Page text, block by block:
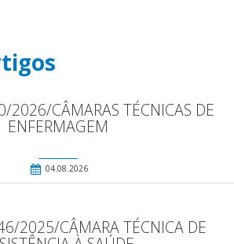
2026/CÂMARAS TÉCNICAS DE
ENFERMAGEM
04.08.2026
2025/CÂMARA TÉCNICA DE